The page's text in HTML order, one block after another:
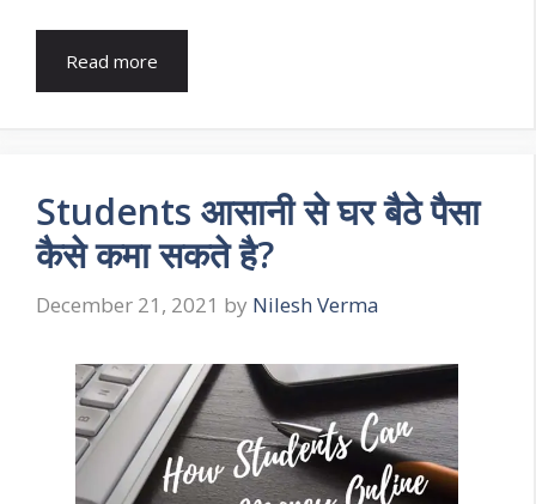
Read more
Students आसानी से घर बैठे पैसा
कैसे कमा सकते है?
December 21, 2021 by Nilesh Verma